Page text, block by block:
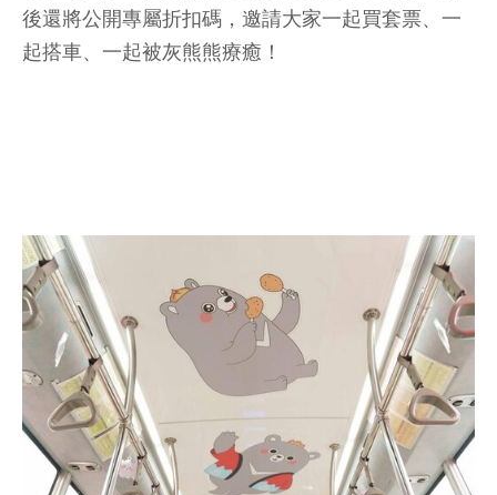
後還將公開專屬折扣碼，邀請大家一起買套票、一
起搭車、一起被灰熊熊療癒！